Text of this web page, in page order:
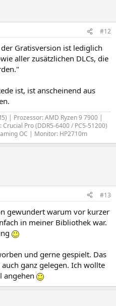
#12
Gratisversion ist lediglich
aller zusätzlichen DLCs, die
ist, ist anscheinend aus
| Prozessor: AMD Ryzen 9 7900 |
Pro (DDR5-6400 / PC5-51200)
OC | Monitor: HP2710m
#13
gewundert warum vor kurzer
in meiner Bibliothek war.
und gerne gespielt. Das
ganz gelegen. Ich wollte
angehen